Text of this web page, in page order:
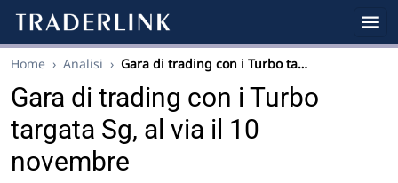
Home › Analisi › Gara di trading con i Turbo ta…
Gara di trading con i Turbo
targata Sg, al via il 10
novembre